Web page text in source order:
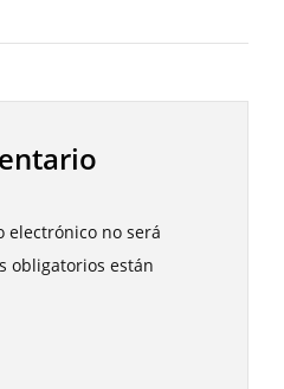
electrónico no será
obligatorios están